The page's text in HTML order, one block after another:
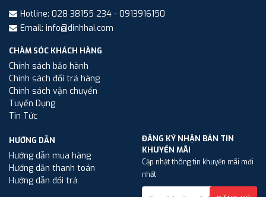
Hotline: 028 38155 234 - 0913916150
Email: info@dinhhai.com
CHĂM SÓC KHÁCH HÀNG
Chính sách bảo hành
Chính sách đổi trả hàng
Chính sách vận chuyển
Tuyển Dụng
Tin Tức
HƯỚNG DẪN
Hướng dẫn mua hàng
Hướng dẫn thanh toán
Hướng dẫn đổi trả
ĐĂNG KÝ NHẬN BẢN TIN
KHUYẾN MÃI
Cập nhật thông tin khuyến mãi mới
nhất